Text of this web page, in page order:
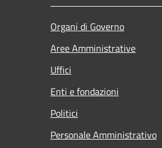
Organi di Governo
Aree Amministrative
Uffici
Enti e fondazioni
Politici
Personale Amministrativo